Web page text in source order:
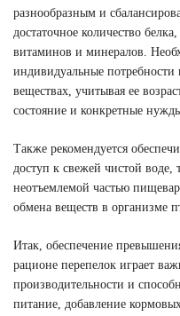
разнообразным и
достаточное количество
витаминов и минералов.
индивидуальные
веществах, учитывая ее
состояние и конкретные
Также рекомендуется
доступ к свежей чистой воде,
неотъемлемой частью
обмена веществ в организме
Итак, обеспечение
рационе перепелок играет
производительности и
питание, добавление